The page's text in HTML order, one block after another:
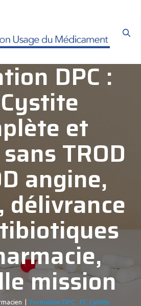
DPC :
et
TROD
angine,
délivrance
mission
Formation DPC : FC Cystite